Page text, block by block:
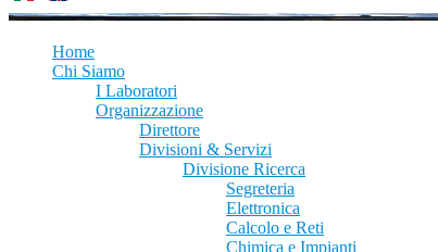
Home
Chi Siamo
I Laboratori
Organizzazione
Direttore
Divisioni & Servizi
Divisione Ricerca
Segreteria
Elettronica
Calcolo e Reti
Chimica e Impianti